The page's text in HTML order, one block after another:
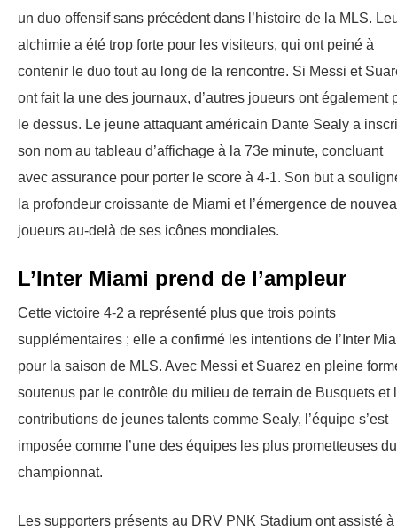
un duo offensif sans précédent dans l’histoire de la MLS.
alchimie a été trop forte pour les visiteurs, qui ont peiné à
contenir le duo tout au long de la rencontre. Si Messi et
ont fait la une des journaux, d’autres joueurs ont également
le dessus. Le jeune attaquant américain Dante Sealy a
son nom au tableau d’affichage à la 73e minute, concluant
avec assurance pour porter le score à 4-1. Son but a
la profondeur croissante de Miami et l’émergence de
joueurs au-delà de ses icônes mondiales.
L’Inter Miami prend de l’ampleur
Cette victoire 4-2 a représenté plus que trois points
supplémentaires ; elle a confirmé les intentions de l’Inter
pour la saison de MLS. Avec Messi et Suarez en pleine
soutenus par le contrôle du milieu de terrain de Busquets et
contributions de jeunes talents comme Sealy, l’équipe s’est
imposée comme l’une des équipes les plus prometteuses du
championnat.
Les supporters présents au DRV PNK Stadium ont assisté à